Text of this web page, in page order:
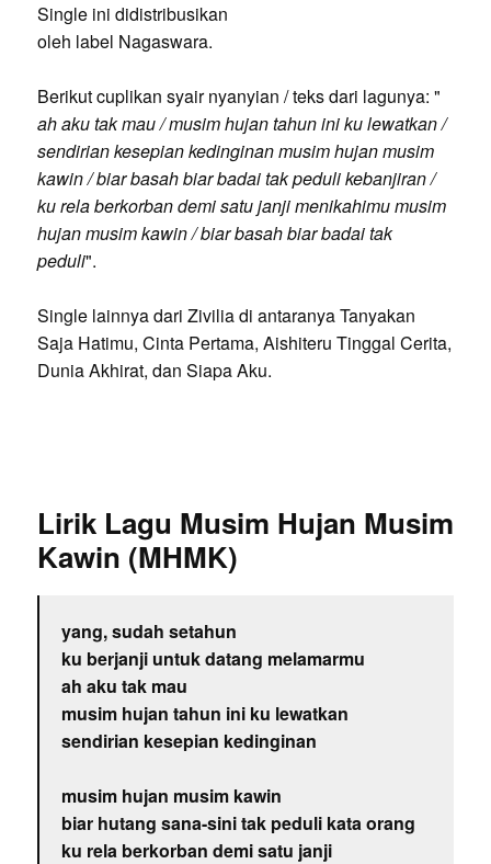
Single ini didistribusikan
oleh label Nagaswara.
Berikut cuplikan syair nyanyian / teks dari lagunya: "
ah aku tak mau / musim hujan tahun ini ku lewatkan /
sendirian kesepian kedinginan musim hujan musim
kawin / biar basah biar badai tak peduli kebanjiran /
ku rela berkorban demi satu janji menikahimu musim
hujan musim kawin / biar basah biar badai tak
peduli".
Single lainnya dari Zivilia di antaranya Tanyakan
Saja Hatimu, Cinta Pertama, Aishiteru Tinggal Cerita,
Dunia Akhirat, dan Siapa Aku.
Lirik Lagu Musim Hujan Musim
Kawin (MHMK)
yang, sudah setahun
ku berjanji untuk datang melamarmu
ah aku tak mau
musim hujan tahun ini ku lewatkan
sendirian kesepian kedinginan
musim hujan musim kawin
biar hutang sana-sini tak peduli kata orang
ku rela berkorban demi satu janji